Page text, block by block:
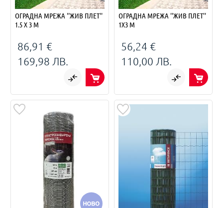
ОГРАДНА МРЕЖА ''ЖИВ ПЛЕТ''
1.5 Х 3 М
86,91 €
169,98 ЛВ.
ОГРАДНА МРЕЖА ''ЖИВ ПЛЕТ''
1Х3 М
56,24 €
110,00 ЛВ.